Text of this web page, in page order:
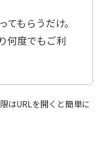
もらうだけ。
何度でもご利
はURLを開くと簡単に